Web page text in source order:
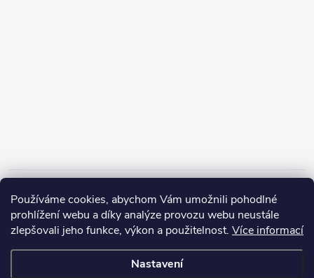
Používáme cookies, abychom Vám umožnili pohodlné
prohlížení webu a díky analýze provozu webu neustále
zlepšovali jeho funkce, výkon a použitelnost. Více informací
Nastavení